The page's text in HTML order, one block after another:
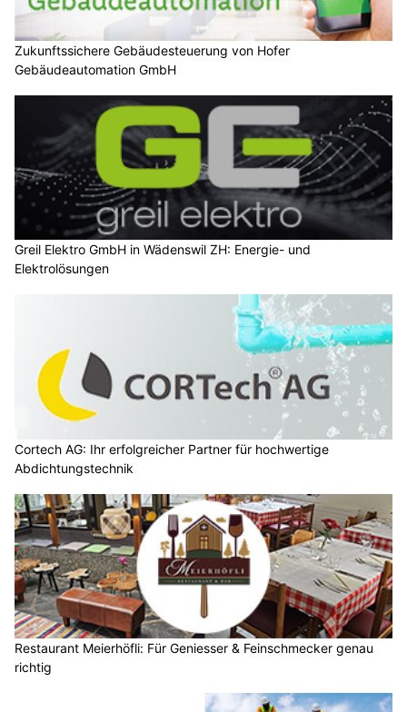
Zukunftssichere Gebäudesteuerung von Hofer
Gebäudeautomation GmbH
Greil Elektro GmbH in Wädenswil ZH: Energie- und
Elektrolösungen
Cortech AG: Ihr erfolgreicher Partner für hochwertige
Abdichtungstechnik
Restaurant Meierhöfli: Für Geniesser & Feinschmecker genau
richtig